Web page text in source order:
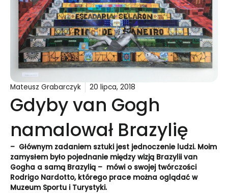
Mateusz Grabarczyk 20 lipca, 2018
Gdyby van Gogh
namalował Brazylię
– Głównym zadaniem sztuki jest jednoczenie ludzi. Moim
zamysłem było pojednanie między wizją Brazylii van
Gogha a samą Brazylią – mówi o swojej twórczości
Rodrigo Nardotto, którego prace można oglądać w
Muzeum Sportu i Turystyki.